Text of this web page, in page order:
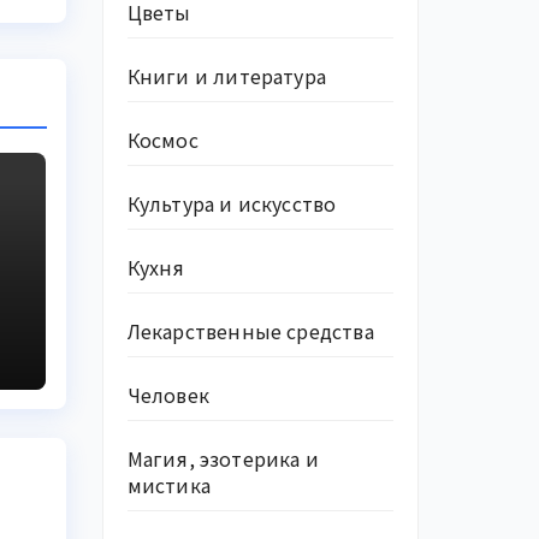
Цветы
Книги и литература
Космос
Культура и искусство
Кухня
Лекарственные средства
Человек
Магия, эзотерика и
мистика